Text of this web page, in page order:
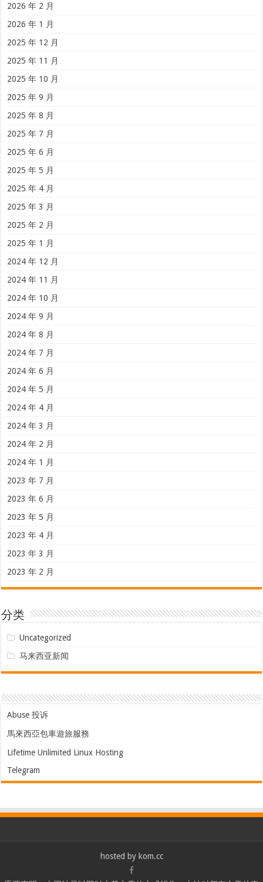
2026 年 2 月
2026 年 1 月
2025 年 12 月
2025 年 11 月
2025 年 10 月
2025 年 9 月
2025 年 8 月
2025 年 7 月
2025 年 6 月
2025 年 5 月
2025 年 4 月
2025 年 3 月
2025 年 2 月
2025 年 1 月
2024 年 12 月
2024 年 11 月
2024 年 10 月
2024 年 9 月
2024 年 8 月
2024 年 7 月
2024 年 6 月
2024 年 5 月
2024 年 4 月
2024 年 3 月
2024 年 2 月
2024 年 1 月
2023 年 7 月
2023 年 6 月
2023 年 5 月
2023 年 4 月
2023 年 3 月
2023 年 2 月
分类
Uncategorized
马来西亚新闻
Abuse 投诉
馬來西亞包車遊旅服務
Lifetime Unlimited Linux Hosting
Telegram
hosted by kom.cc